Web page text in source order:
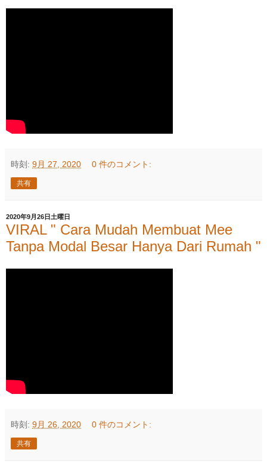
時刻: 9月 27, 2020 0 件のコメント:
共有
2020年9月26日土曜日
VIRAL " Cara Mudah Membuat Mee
Tanpa Modal Besar Hanya Dari Rumah "
時刻: 9月 26, 2020 0 件のコメント:
共有